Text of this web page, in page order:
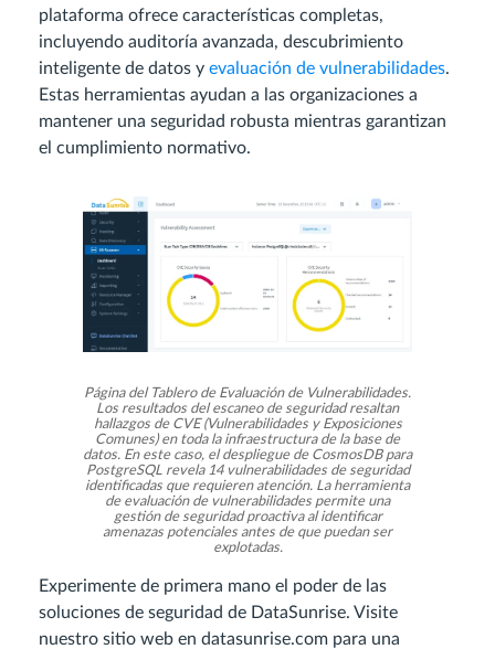
plataforma ofrece características completas,
incluyendo auditoría avanzada, descubrimiento
inteligente de datos y evaluación de vulnerabilidades.
Estas herramientas ayudan a las organizaciones a
mantener una seguridad robusta mientras garantizan
el cumplimiento normativo.
Página del Tablero de Evaluación de Vulnerabilidades.
Los resultados del escaneo de seguridad resaltan
hallazgos de CVE (Vulnerabilidades y Exposiciones
Comunes) en toda la infraestructura de la base de
datos. En este caso, el despliegue de CosmosDB para
PostgreSQL revela 14 vulnerabilidades de seguridad
identificadas que requieren atención. La herramienta
de evaluación de vulnerabilidades permite una
gestión de seguridad proactiva al identificar
amenazas potenciales antes de que puedan ser
explotadas.
Experimente de primera mano el poder de las
soluciones de seguridad de DataSunrise. Visite
nuestro sitio web en datasunrise.com para una